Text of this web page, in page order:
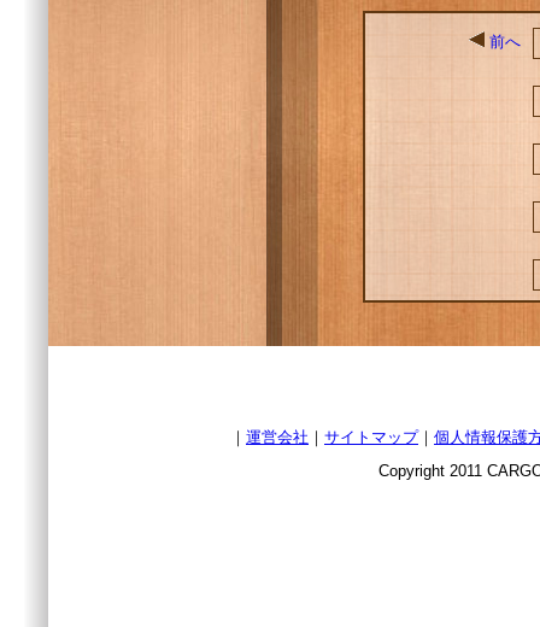
前へ
｜ 運営会社 ｜ サイトマップ｜ 個人情報保護
Copyright 2011